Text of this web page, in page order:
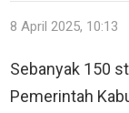
8 April 2025, 10:13
Sebanyak 150
Pemerintah